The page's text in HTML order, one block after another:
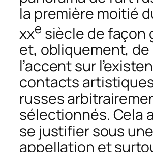
la première moitié
xxe siècle de façon
et, obliquement,
l’accent sur
contacts
russes
sélectionnés. Cela
se justifier sous
appellation et